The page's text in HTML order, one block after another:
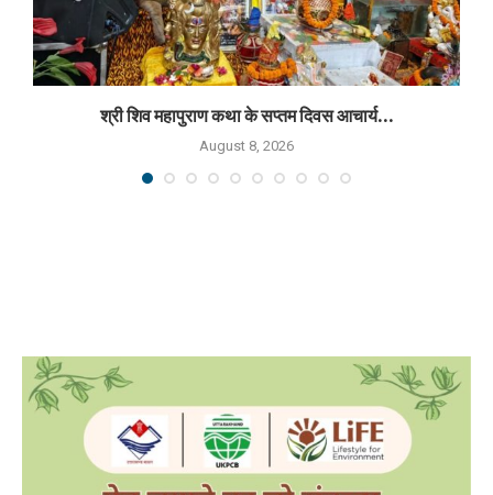
श्री शिव महापुराण कथा के सप्तम दिवस आचार्य...
August 8, 2026